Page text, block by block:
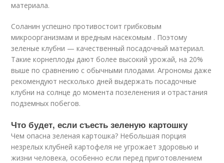
материала.
Соланин успешно противостоит грибковым
микроорганизмам и вредным насекомым . Поэтому
зеленые клубни — качественный посадочный материал.
Такие корнеплоды дают более высокий урожай, на 20%
выше по сравнению с обычными плодами. Агрономы даже
рекомендуют несколько дней выдержать посадочные
клубни на солнце до момента позеленения и отрастания
подземных побегов.
Что будет, если съесть зеленую картошку
Чем опасна зеленая картошка? Небольшая порция
незрелых клубней картофеля не угрожает здоровью и
жизни человека, особенно если перед приготовлением